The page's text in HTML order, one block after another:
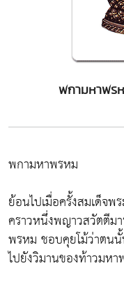
พกามหาพร
พกามหาพรหม
ย้อนไปเมื่อครั้งสมเด็จ
คราวหนึ่งพญาวสวัตตีม
พรหม ชอบคุยโม้ว่าตนนั้
ไปยังวิมานของท้าวมห